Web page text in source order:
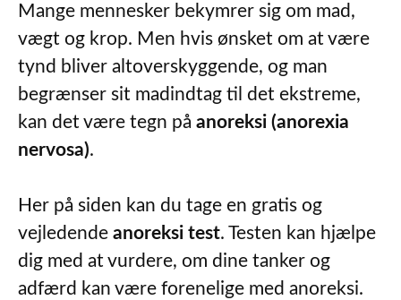
Mange mennesker bekymrer sig om mad,
vægt og krop. Men hvis ønsket om at være
tynd bliver altoverskyggende, og man
begrænser sit madindtag til det ekstreme,
kan det være tegn på anoreksi (anorexia
nervosa).
Her på siden kan du tage en gratis og
vejledende anoreksi test. Testen kan hjælpe
dig med at vurdere, om dine tanker og
adfærd kan være forenelige med anoreksi.